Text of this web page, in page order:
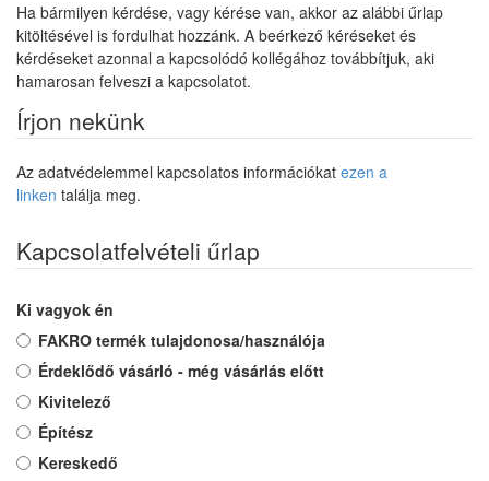
Ha bármilyen kérdése, vagy kérése van, akkor az alábbi űrlap
kitöltésével is fordulhat hozzánk. A beérkező kéréseket és
kérdéseket azonnal a kapcsolódó kollégához továbbítjuk, aki
hamarosan felveszi a kapcsolatot.
Írjon nekünk
Az adatvédelemmel kapcsolatos információkat ezen a
linken találja meg.
Kapcsolatfelvételi űrlap
Ki vagyok én
FAKRO termék tulajdonosa/használója
Érdeklődő vásárló - még vásárlás előtt
Kivitelező
Építész
Kereskedő